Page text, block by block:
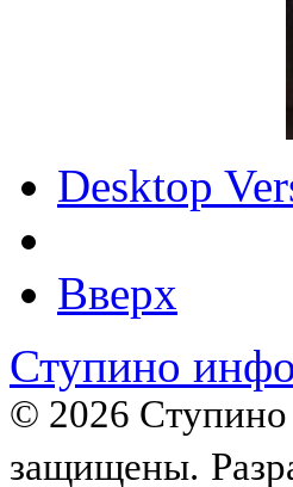
Desktop
Вверх
Ступино
© 2026 Ступино
защищены.